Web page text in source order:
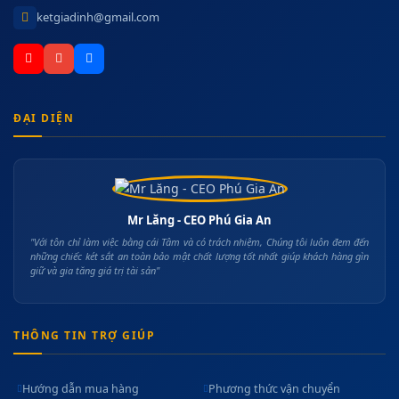
ketgiadinh@gmail.com
ĐẠI DIỆN
Mr Lăng - CEO Phú Gia An
"Với tôn chỉ làm việc bằng cái Tâm và có trách nhiệm, Chúng tôi luôn đem đến
những chiếc két sắt an toàn bảo mật chất lượng tốt nhất giúp khách hàng gìn
giữ và gia tăng giá trị tài sản"
THÔNG TIN TRỢ GIÚP
Hướng dẫn mua hàng Phương thức vận chuyển